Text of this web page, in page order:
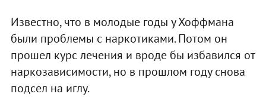
Известно, что в молодые годы у Хоффмана
были проблемы с наркотиками. Потом он
прошел курс лечения и вроде бы избавился от
наркозависимости, но в прошлом году снова
подсел на иглу.